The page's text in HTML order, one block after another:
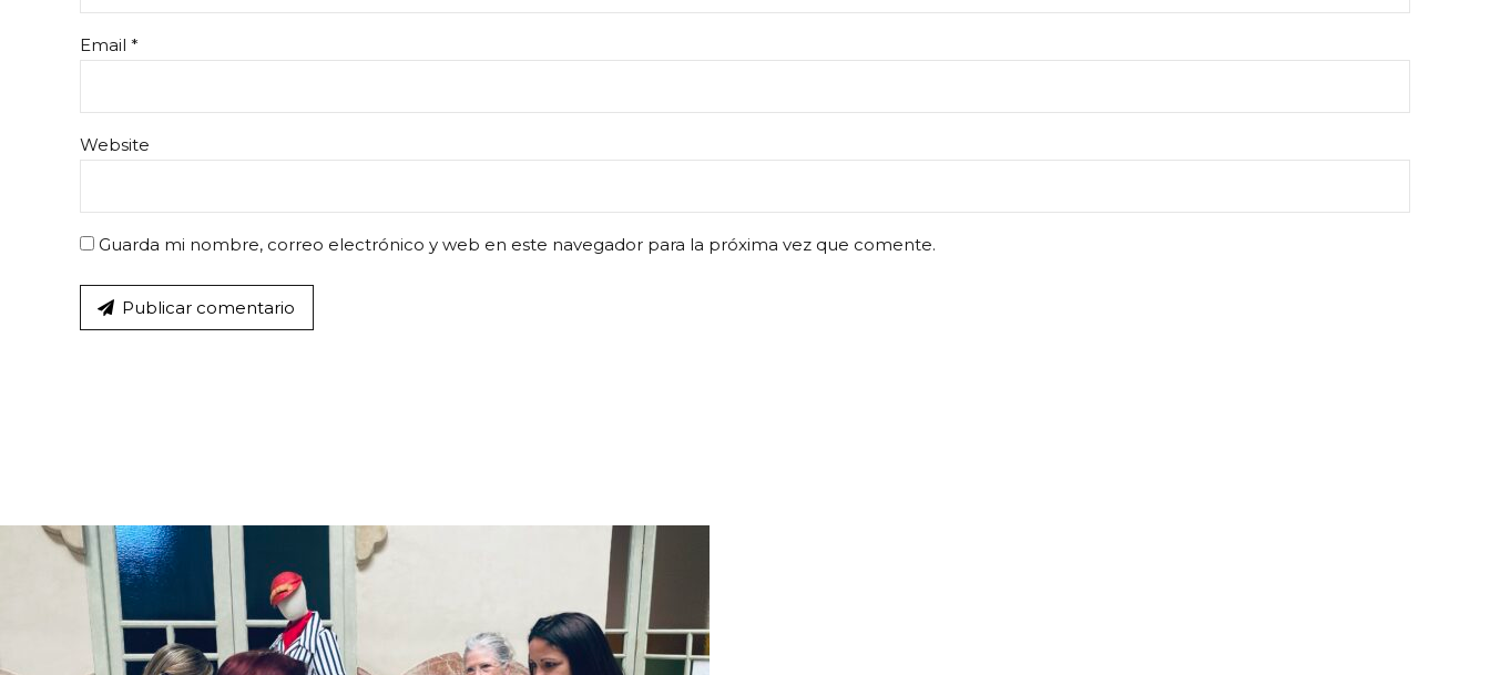
Email *
Website
Guarda mi nombre, correo electrónico y web en este navegador para la próxima vez que comente.
Publicar comentario